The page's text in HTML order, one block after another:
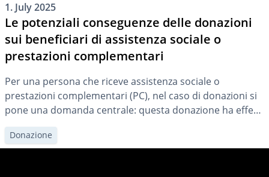
1. July 2025
Le potenziali conseguenze delle donazioni
sui beneficiari di assistenza sociale o
prestazioni complementari
Per una persona che riceve assistenza sociale o
prestazioni complementari (PC), nel caso di donazioni si
pone una domanda centrale: questa donazione ha effetti
sul diritto all’assistenza sociale o alle PC? E, in caso
affermativo, in cosa consistono concretamente tali
Donazione